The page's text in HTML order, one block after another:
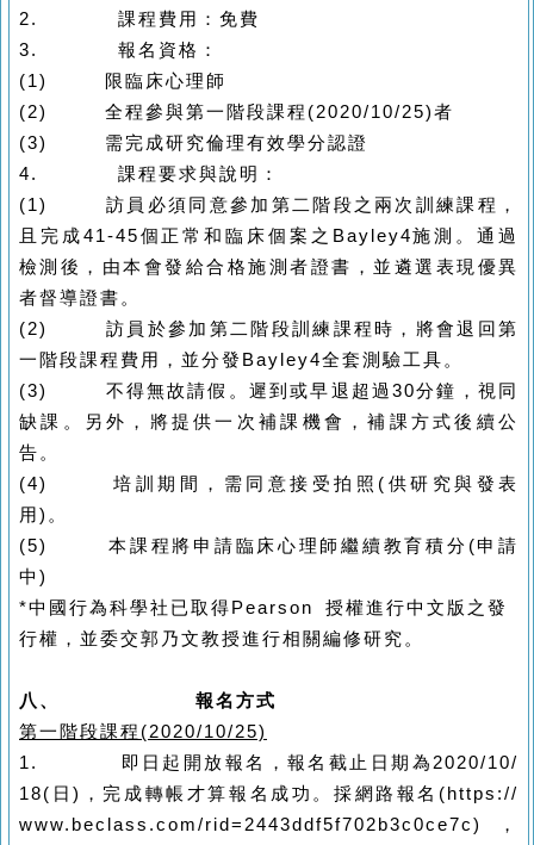
2. 課程費用：免費
3. 報名資格：
(1)
限臨床心理師
(2) 全程參與第一階段課程 (2020/10/25)者
(3) 需完成研究倫理有效學分認證
4. 課程要求與說明：
(1)訪員必須同意參加第二階段之兩次訓練課程，
且完成41-45個正常和臨床個案之 Bayley4施測。通過
檢測後，由本會發給合格施測者證書，並遴選表現優異
者督導證書。
(2)訪員於參加第二階段訓練課程時，將會退回第
一階段課程費用，並分發 Bayley4全套測驗工具。
(3) 不得無故請假。遲到或早退超過30分鐘，視同
缺課。另外，將提供一次補課機會，補課方式後續公
告。
(4)培訓期間，需同意接受拍照 ( 供研究與發表
用 ) 。
(5)本課程將申請臨床心理師繼續教育積分 (申請
中 )
*中國行為科學社已取得 Pearson 授權進行中文版之發
行權，並委交郭乃文教授進行相關編修研究。
八、報名方式
第一階段課程 (2020/10/25)
1.
即日起開放報名，報名截止日期為 2020/10/
18( 日) ，完成轉帳才算報名成功。採網路報名 (https://
www.beclass.com/rid=2443ddf5f702b3c0ce7c)
，